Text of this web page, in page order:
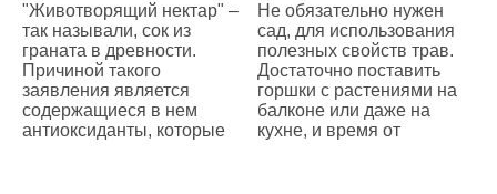
"Животворящий нектар" –
так называли, сок из
граната в древности.
Причиной такого
заявления является
содержащиеся в нем
антиоксиданты, которые
Не обязательно нужен
сад, для использования
полезных свойств трав.
Достаточно поставить
горшки с растениями на
балконе или даже на
кухне, и время от